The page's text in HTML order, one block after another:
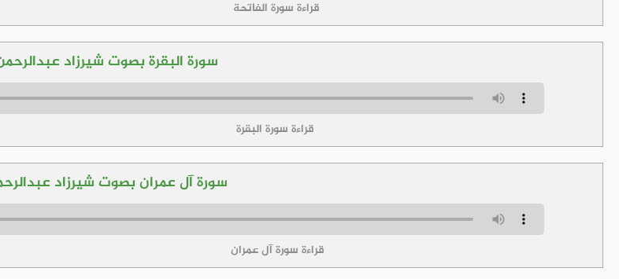
قراءة سورة الفاتحة
سورة البقرة بصوت شيرزاد
قراءة سورة البقرة
سورة آل عمران بصوت شيرزاد
قراءة سورة آل عمران